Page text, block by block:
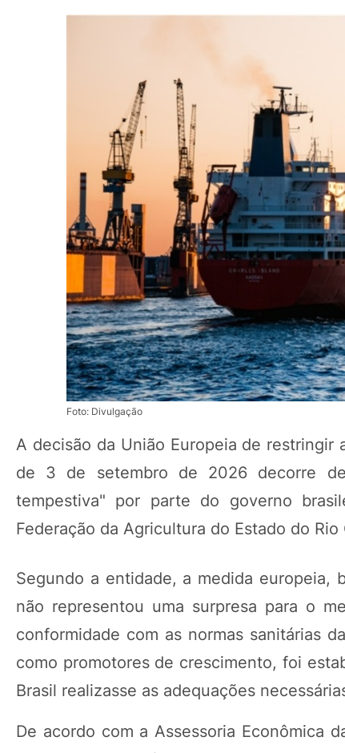
Foto: Divulgação
A decisão da União Europeia de
de 3 de setembro de 2026 decorre
tempestiva" por parte do governo
Federação da Agricultura do Estado do Rio
Segundo a entidade, a medida europeia,
não representou uma surpresa para o
conformidade com as normas sanitárias
como promotores de crescimento, foi
Brasil realizasse as adequações
De acordo com a Assessoria Econômica